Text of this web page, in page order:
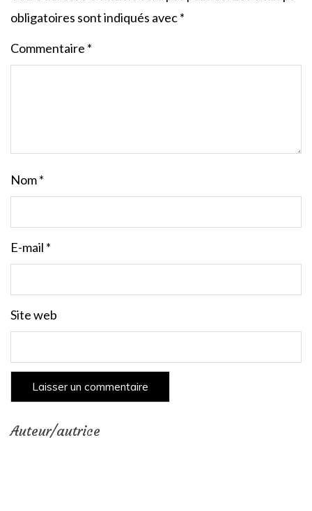
obligatoires sont indiqués avec*
Commentaire *
Nom*
E-mail *
Site web
Auteur/autrice